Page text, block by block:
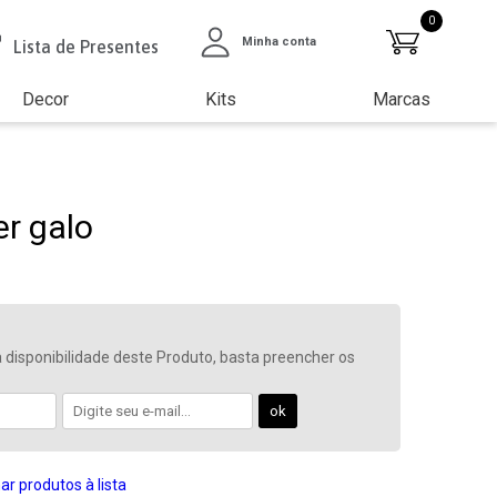
Lista de Presentes Minha conta
0
Decor Kits Marcas
galo
disponibilidade deste Produto, basta preencher os
produtos à lista